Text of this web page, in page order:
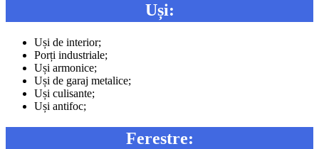
Uși:
Uși de interior;
Porți industriale;
Uși armonice;
Uși de garaj metalice;
Uși culisante;
Uși antifoc;
Ferestre: